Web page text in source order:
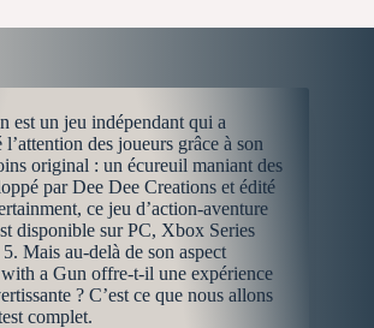
est un jeu indépendant qui a
des joueurs grâce à son
original : un écureuil maniant des
par Dee Dee Creations et édité
ce jeu d’action-aventure
disponible sur PC, Xbox Series
Mais au-delà de son aspect
a Gun offre-t-il une expérience
? C’est ce que nous allons
complet.